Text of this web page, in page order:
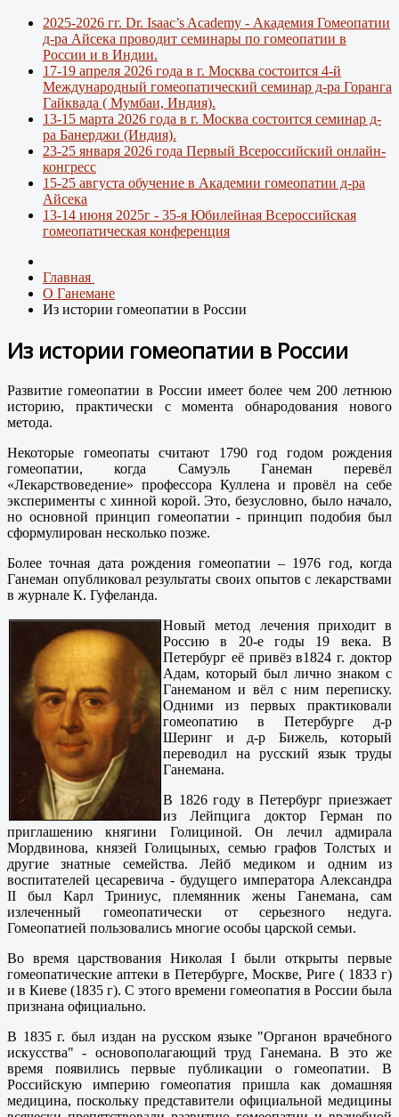
2025-2026 гг. Dr. Isaac’s Academy - Академия Гомеопатии
д-ра Айсека проводит семинары по гомеопатии в
России и в Индии.
17-19 апреля 2026 года в г. Москва состоится 4-й
Международный гомеопатический семинар д-ра Горанга
Гайквада ( Мумбаи, Индия).
13-15 марта 2026 года в г. Москва состоится семинар д-
ра Банерджи (Индия).
23-25 января 2026 года Первый Всероссийский онлайн-
конгресс
15-25 августа обучение в Академии гомеопатии д-ра
Айсека
13-14 июня 2025г - 35-я Юбилейная Всероссийская
гомеопатическая конференция
Главная
О Ганемане
Из истории гомеопатии в России
Из истории гомеопатии в России
Развитие гомеопатии в России имеет более чем 200 летнюю
историю, практически с момента обнародования нового
метода.
Некоторые гомеопаты считают 1790 год годом рождения
гомеопатии, когда Самуэль Ганеман перевёл
«Лекарствоведение» профессора Куллена и провёл на себе
эксперименты с хинной корой. Это, безусловно, было начало,
но основной принцип гомеопатии - принцип подобия был
сформулирован несколько позже.
Более точная дата рождения гомеопатии – 1976 год, когда
Ганеман опубликовал результаты своих опытов с лекарствами
в журнале К. Гуфеланда.
Новый метод лечения приходит в
Россию в 20-е годы 19 века. В
Петербург её привёз в1824 г. доктор
Адам, который был лично знаком с
Ганеманом и вёл с ним переписку.
Одними из первых практиковали
гомеопатию в Петербурге д-р
Шеринг и д-р Бижель, который
переводил на русский язык труды
Ганемана.
В 1826 году в Петербург приезжает
из Лейпцига доктор Герман по
приглашению княгини Голициной. Он лечил адмирала
Мордвинова, князей Голицыных, семью графов Толстых и
другие знатные семейства. Лейб медиком и одним из
воспитателей цесаревича - будущего императора Александра
II был Карл Триниус, племянник жены Ганемана, сам
излеченный гомеопатически от серьезного недуга.
Гомеопатией пользовались многие особы царской семьи.
Во время царствования Николая I были открыты первые
гомеопатические аптеки в Петербурге, Москве, Риге ( 1833 г)
и в Киеве (1835 г). С этого времени гомеопатия в России была
признана официально.
В 1835 г. был издан на русском языке "Органон врачебного
искусства" - основополагающий труд Ганемана. В это же
время появились первые публикации о гомеопатии. В
Российскую империю гомеопатия пришла как домашняя
медицина, поскольку представители официальной медицины